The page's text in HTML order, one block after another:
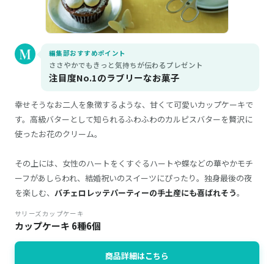
編集部おすすめポイント
ささやかでもきっと気持ちが伝わるプレゼント
注目度No.1のラブリーなお菓子
幸せそうなお二人を象徴するような、甘くて可愛いカップケーキで
す。高級バターとして知られるふわふわのカルピスバターを贅沢に
使ったお花のクリーム。
その上には、女性のハートをくすぐるハートや蝶などの華やかモチ
ーフがあしらわれ、結婚祝いのスイーツにぴったり。独身最後の夜
を楽しむ、 バチェロレッテパーティーの手土産にも喜ばれそう。
サリーズカップケーキ
カップケーキ 6種6個
商品詳細はこちら